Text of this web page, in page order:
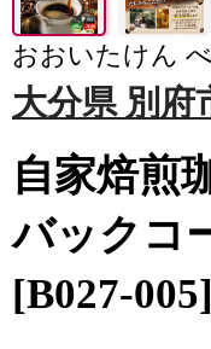
おおいたけん
大分県 別府
自家焙煎
バックコ
[B027-005]